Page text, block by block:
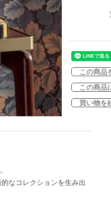
この商品
この商品
買い物を
なコレクションを生み出